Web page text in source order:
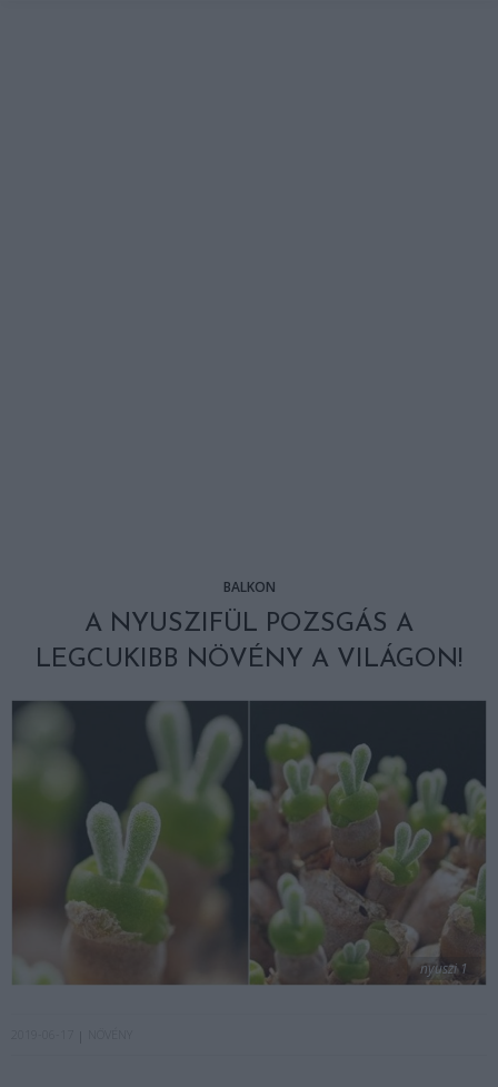
BALKON
A NYUSZIFÜL POZSGÁS A
LEGCUKIBB NÖVÉNY A VILÁGON!
nyuszi 1